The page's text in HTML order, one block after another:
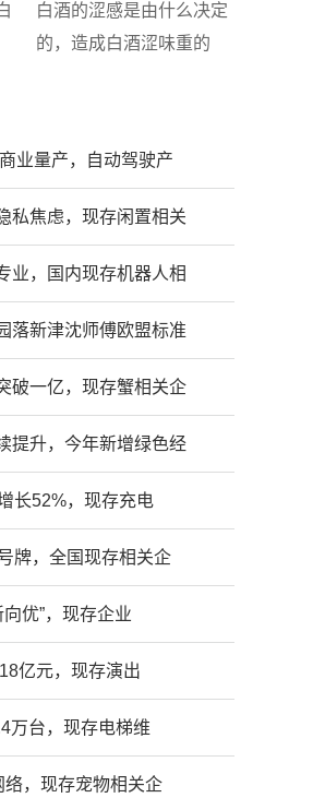
白酒的涩感是由什么决定
的，造成白酒涩味重的
业量产，自动驾驶产
私焦虑，现存闲置相关
业，国内现存机器人相
落新津沈师傅欧盟标准
破一亿，现存蟹相关企
提升，今年新增绿色经
长52%，现存充电
牌，全国现存相关企
优”，现存企业
亿元，现存演出
万台，现存电梯维
络，现存宠物相关企